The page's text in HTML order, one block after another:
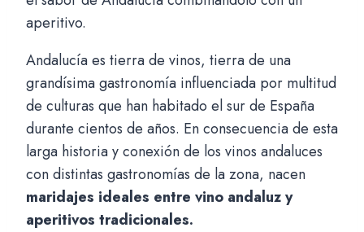
aperitivo.
Andalucía es tierra de vinos, tierra de una
grandísima gastronomía influenciada por multitud
de culturas que han habitado el sur de España
durante cientos de años. En consecuencia de esta
larga historia y conexión de los vinos andaluces
con distintas gastronomías de la zona, nacen
maridajes ideales entre vino andaluz y
aperitivos tradicionales.